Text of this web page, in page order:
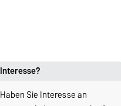
Interesse?
Haben Sie Interesse an